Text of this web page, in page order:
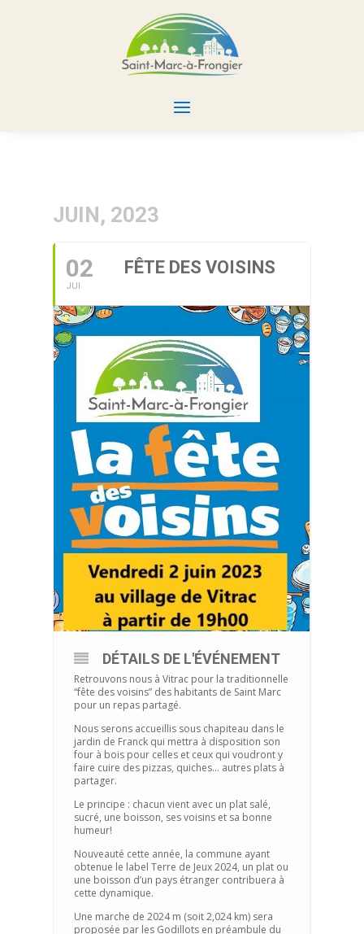
JUIN, 2023
02
JUI
FÊTE DES VOISINS
DÉTAILS DE L'ÉVÉNEMENT
Retrouvons nous à Vitrac pour la traditionnelle
“fête des voisins” des habitants de Saint Marc
pour un repas partagé.
Nous serons accueillis sous chapiteau dans le
jardin de Franck qui mettra à disposition son
four à bois pour celles et ceux qui voudront y
faire cuire des pizzas, quiches… autres plats à
partager.
Le principe : chacun vient avec un plat salé,
sucré, une boisson, ses voisins et sa bonne
humeur!
Nouveauté cette année, la commune ayant
obtenue le label Terre de Jeux 2024, un plat ou
une boisson d’un pays étranger contribuera à
cette dynamique.
Une marche de 2024 m (soit 2,024 km) sera
proposée par les Godillots en préambule du